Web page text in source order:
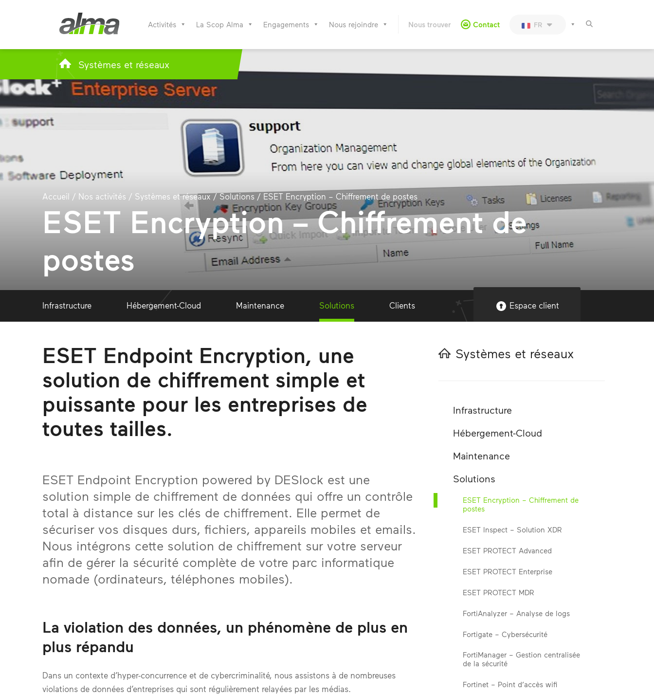
Activités La Scop Alma Engagements Nous rejoindre Nous trouver Contact FR
Systèmes et réseaux
Accueil / Nos activités / Systèmes et réseaux/Solutions / ESET Encryption – Chiffrement de postes
ESET Encryption – Chiffrement de
postes
Infrastructure Hébergement-Cloud Maintenance Solutions Clients Espace client
ESET Endpoint Encryption, une
solution de chiffrement simple et
puissante pour les entreprises de
toutes tailles.
ESET Endpoint Encryption powered by DESlock est une
solution simple de chiffrement de données qui offre un contrôle
total à distance sur les clés de chiffrement. Elle permet de
sécuriser vos disques durs, fichiers, appareils mobiles et emails.
Nous intégrons cette solution de chiffrement sur votre serveur
afin de gérer la sécurité complète de votre parc informatique
nomade (ordinateurs, téléphones mobiles).
La violation des données, un phénomène de plus en
plus répandu
Dans un contexte d’hyper-concurrence et de cybercriminalité, nous assistons à de nombreuses
violations de données d’entreprises qui sont régulièrement relayées par les médias.
Systèmes et réseaux
Infrastructure
Hébergement-Cloud
Maintenance
Solutions
ESET Encryption – Chiffrement de
postes
ESET Inspect – Solution XDR
ESET PROTECT Advanced
ESET PROTECT Enterprise
ESET PROTECT MDR
FortiAnalyzer – Analyse de logs
Fortigate – Cybersécurité
FortiManager – Gestion centralisée
de la sécurité
Fortinet – Point d’accès wifi